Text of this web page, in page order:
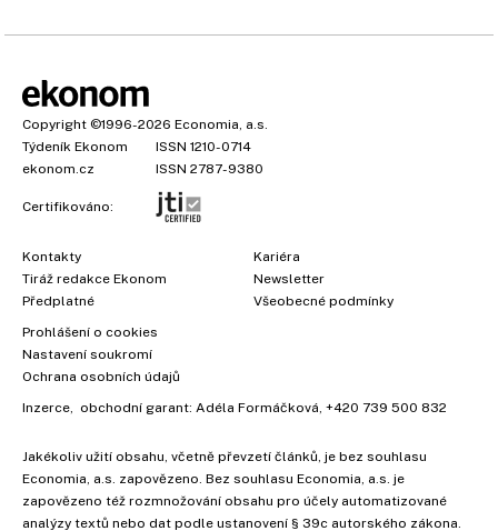
Copyright ©1996-2026 Economia, a.s.
Týdeník Ekonom
ISSN 1210-0714
ekonom.cz
ISSN 2787-9380
Certifikováno:
Kontakty
Tiráž redakce Ekonom
Předplatné
Kariéra
Newsletter
Všeobecné podmínky
Prohlášení o cookies
Nastavení soukromí
Ochrana osobních údajů
Inzerce, obchodní garant: Adéla Formáčková, +420 739 500 832
Jakékoliv užití obsahu, včetně převzetí článků, je bez souhlasu
Economia, a.s. zapovězeno. Bez souhlasu Economia, a.s. je
zapovězeno též rozmnožování obsahu pro účely automatizované
analýzy textů nebo dat podle ustanovení § 39c autorského zákona.